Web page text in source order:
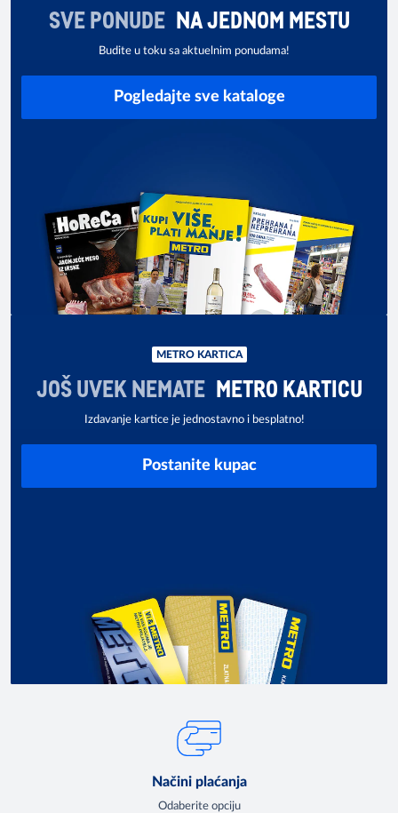
SVE PONUDE NA JEDNOM MESTU
Budite u toku sa aktuelnim ponudama!
Pogledajte sve kataloge
METRO KARTICA
JOŠ UVEK NEMATE METRO KARTICU
Izdavanje kartice je jednostavno i besplatno!
Postanite kupac
Načini plaćanja
Odaberite opciju